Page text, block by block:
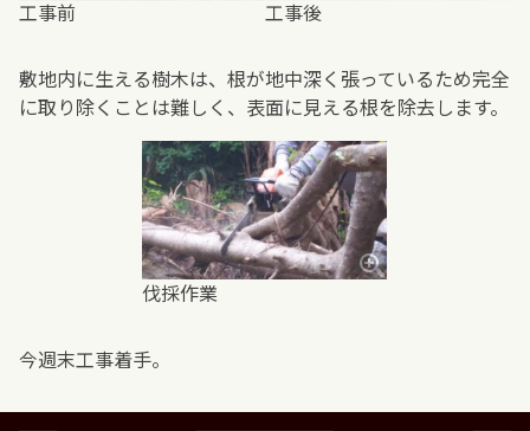
工事前 工事後
敷地内に生える樹木は、根が地中深く張っているため完全
に取り除くことは難しく、表面に見える根を除去します。
伐採作業
今週末工事着手。